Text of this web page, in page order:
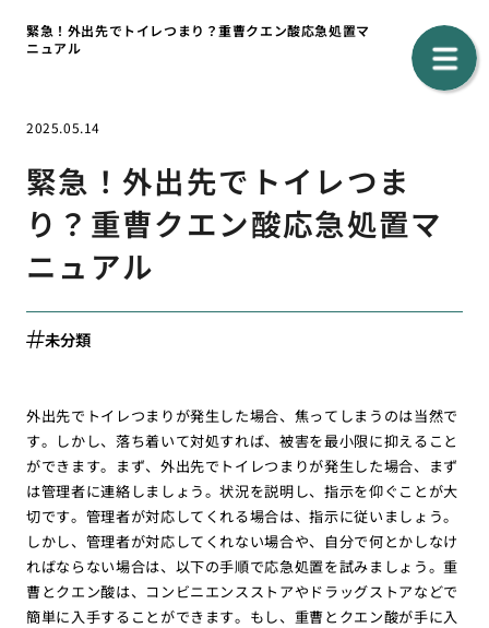
緊急！外出先でトイレつまり？重曹クエン酸応急処置マ
ニュアル
2025.05.14
緊急！外出先でトイレつま
り？重曹クエン酸応急処置マ
ニュアル
未分類
外出先でトイレつまりが発生した場合、焦ってしまうのは当然で
す。しかし、落ち着いて対処すれば、被害を最小限に抑えること
ができます。まず、外出先でトイレつまりが発生した場合、まず
は管理者に連絡しましょう。状況を説明し、指示を仰ぐことが大
切です。管理者が対応してくれる場合は、指示に従いましょう。
しかし、管理者が対応してくれない場合や、自分で何とかしなけ
ればならない場合は、以下の手順で応急処置を試みましょう。重
曹とクエン酸は、コンビニエンスストアやドラッグストアなどで
簡単に入手することができます。もし、重曹とクエン酸が手に入